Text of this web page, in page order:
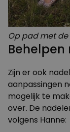
Op pad met
Zijn er ook
aanpassingen
mogelijk te
over. De
volgens Hanne: